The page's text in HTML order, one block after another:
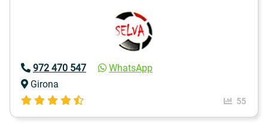
972 470 547
WhatsApp
Girona
55